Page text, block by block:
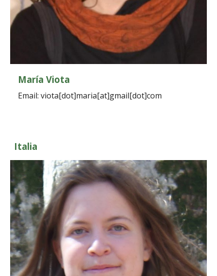
María Viota
Email: viota[dot]maria[at]gmail[dot]com
Italia